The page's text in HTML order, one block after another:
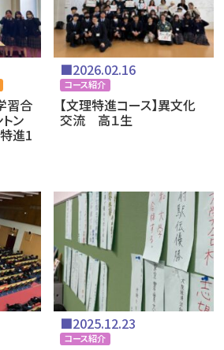
習合
ン
進1
■2026.02.16
コース紹介
【文理特進コース】異文化
交流 高１生
■2025.12.23
コース紹介